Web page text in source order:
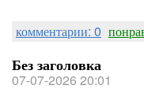
комментарии: 0
Без заголовка
07-07-2026 20:01